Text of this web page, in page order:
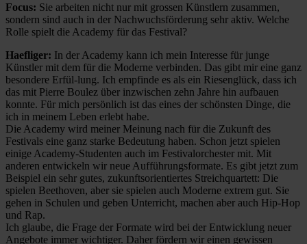
Focus: Sie arbeiten nicht nur mit grossen Künstlern zusammen,
sondern sind auch in der Nachwuchsförderung sehr aktiv. Welche
Rolle spielt die Academy für das Festival?
Haefliger: In der Academy kann ich mein Interesse für junge
Künstler mit dem für die Moderne verbinden. Das gibt mir eine ganz
besondere Erfül-lung. Ich empfinde es als ein Riesenglück, dass ich
das mit Pierre Boulez über inzwischen zehn Jahre hin aufbauen
konnte. Für mich persönlich ist das eines der schönsten Dinge, die
ich in meinem Leben erlebt habe.
Die Academy wird meiner Meinung nach für die Zukunft des
Festivals eine ganz starke Bedeutung haben. Schon jetzt spielen
einige Academy-Studenten auch im Festivalorchester mit. Mit
anderen entwickeln wir neue Aufführungsformate. Es gibt jetzt zum
Beispiel ein sehr gutes, zukunftsorientiertes Streichquartett: Die
spielen Beethoven, aber sie spielen auch Moderne extrem gut. Sie
gehen in Schulen und geben Unterricht, machen aber auch Hip-Hop
und Rap.
Ich glaube, die Frage der Formate wird bei der Entwicklung neuer
Angebote immer wichtiger. Daher fördern wir einen gewissen